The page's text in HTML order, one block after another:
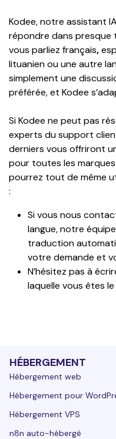
Kodee, notre assistant
répondre dans presque
vous parliez français,
lituanien ou une autre
simplement une
préférée, et Kodee
Si Kodee ne peut pas
experts du support
derniers vous offriront
pour toutes les
pourrez tout de même
:
Si vous nous
langue, notre
traduction
votre demande et
N’hésitez pas à
laquelle vous êtes le
HÉBERGEMENT
Hébergement web
Hébergement pour
Hébergement VPS
n8n auto-hébergé